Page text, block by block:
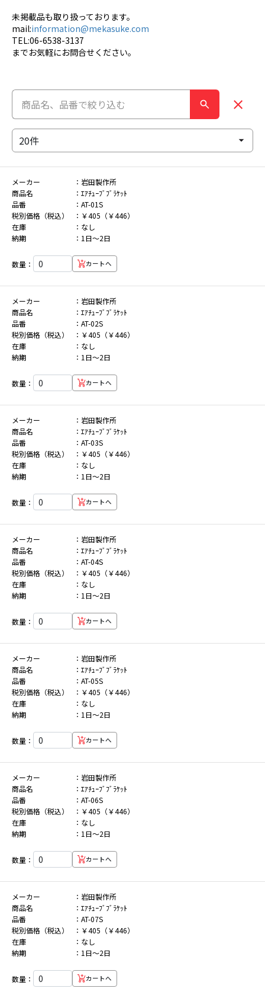
未掲載品も取り扱っております。
mail:information@mekasuke.com
TEL:06-6538-3137
までお気軽にお問合せください。
メーカー
岩田製作所
商品名
ｴｱﾁｭｰﾌﾞﾌﾞﾗｹｯﾄ
品番
AT-01S
税別価格（税込）
￥405（￥446）
在庫
なし
納期
1日～2日
数量： カートへ
メーカー
岩田製作所
商品名
ｴｱﾁｭｰﾌﾞﾌﾞﾗｹｯﾄ
品番
AT-02S
税別価格（税込）
￥405（￥446）
在庫
なし
納期
1日～2日
数量： カートへ
メーカー
岩田製作所
商品名
ｴｱﾁｭｰﾌﾞﾌﾞﾗｹｯﾄ
品番
AT-03S
税別価格（税込）
￥405（￥446）
在庫
なし
納期
1日～2日
数量： カートへ
メーカー
岩田製作所
商品名
ｴｱﾁｭｰﾌﾞﾌﾞﾗｹｯﾄ
品番
AT-04S
税別価格（税込）
￥405（￥446）
在庫
なし
納期
1日～2日
数量： カートへ
メーカー
岩田製作所
商品名
ｴｱﾁｭｰﾌﾞﾌﾞﾗｹｯﾄ
品番
AT-05S
税別価格（税込）
￥405（￥446）
在庫
なし
納期
1日～2日
数量： カートへ
メーカー
岩田製作所
商品名
ｴｱﾁｭｰﾌﾞﾌﾞﾗｹｯﾄ
品番
AT-06S
税別価格（税込）
￥405（￥446）
在庫
なし
納期
1日～2日
数量： カートへ
メーカー
岩田製作所
商品名
ｴｱﾁｭｰﾌﾞﾌﾞﾗｹｯﾄ
品番
AT-07S
税別価格（税込）
￥405（￥446）
在庫
なし
納期
1日～2日
数量： カートへ